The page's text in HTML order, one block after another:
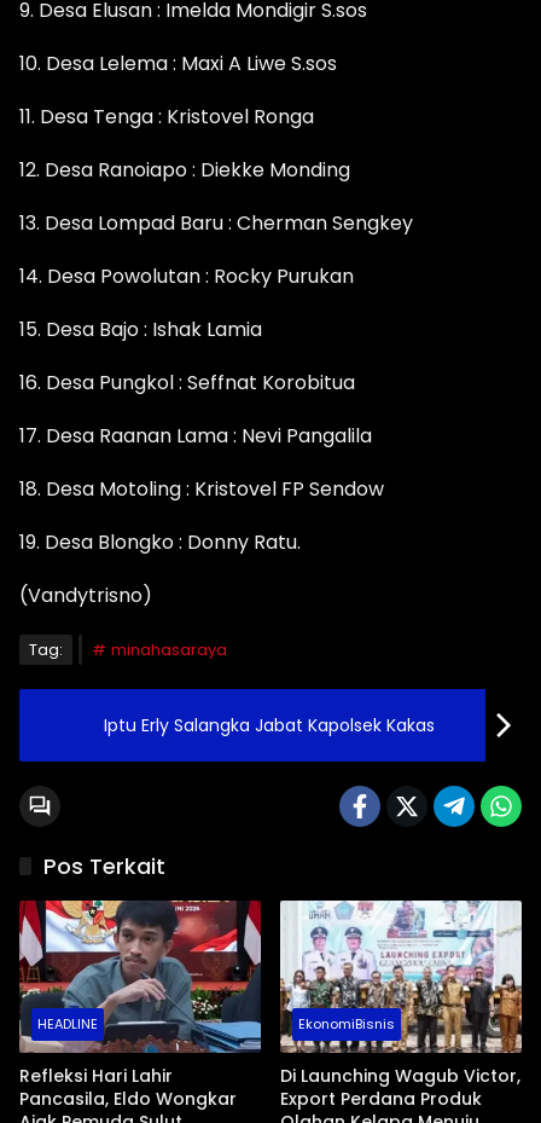
9. Desa Elusan : Imelda Mondigir S.sos
10. Desa Lelema : Maxi A Liwe S.sos
11. Desa Tenga : Kristovel Ronga
12. Desa Ranoiapo : Diekke Monding
13. Desa Lompad Baru : Cherman Sengkey
14. Desa Powolutan : Rocky Purukan
15. Desa Bajo : Ishak Lamia
16. Desa Pungkol : Seffnat Korobitua
17. Desa Raanan Lama : Nevi Pangalila
18. Desa Motoling : Kristovel FP Sendow
19. Desa Blongko : Donny Ratu.
(Vandytrisno)
Tag: minahasaraya
Iptu Erly Salangka Jabat Kapolsek Kakas
Pos Terkait
HEADLINE
Refleksi Hari Lahir
Pancasila, Eldo Wongkar
EkonomiBisnis
Di Launching Wagub Victor,
Export Perdana Produk